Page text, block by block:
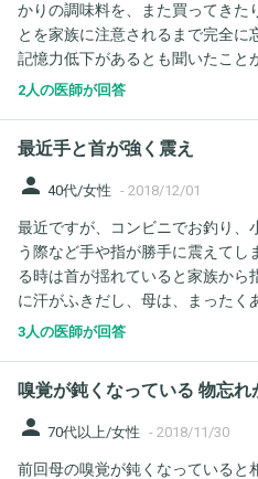
り、消化器の吸収が悪いと思われ
あること、血管が見つけづらいこ
ハビリの負荷がかけづらい(栄養
めることは可能) などです。 まずお伺いしたいのが、量は少なく
ょうか？ またそれが必要だとして、手段をリハビリ病院がすすめ
る体外式の中心静脈カテーテル
えています。 二回処置があるの
が、現実的でしょうか。 リハビリ病院が総合病院でないので、お
そらく胃ろう・cvポートができな
です。 ただまだリハビリ入院を
に移ってcvポートや胃ろうの対処
かりの調味料を、また買ってきた
とを家族に注意されるまで完全に
記憶力低下があるとも聞いたこと
よいか迷っています。
2人の医師が回答
最近手と首が強く震え
person 40代/女性 - 2018/12/01
最近ですが、コンビニでお釣り、
う際など手や指が勝手に震えて
る時は首が揺れていると家族から
に汗がふきだし、母は、まったく
母も50才頃からパーキンソン病を
あり、初期に表れる症状などあり
ール致しました。
3人の医師が回答
嗅覚が鈍くなっている 物忘れ
person 70代以上/女性 - 2018/11/30
前回母の嗅覚が鈍くなっていると相談しまし